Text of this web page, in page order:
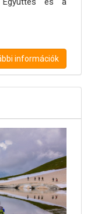
információk